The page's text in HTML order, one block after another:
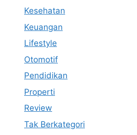
Kesehatan
Keuangan
Lifestyle
Otomotif
Pendidikan
Properti
Review
Tak Berkategori